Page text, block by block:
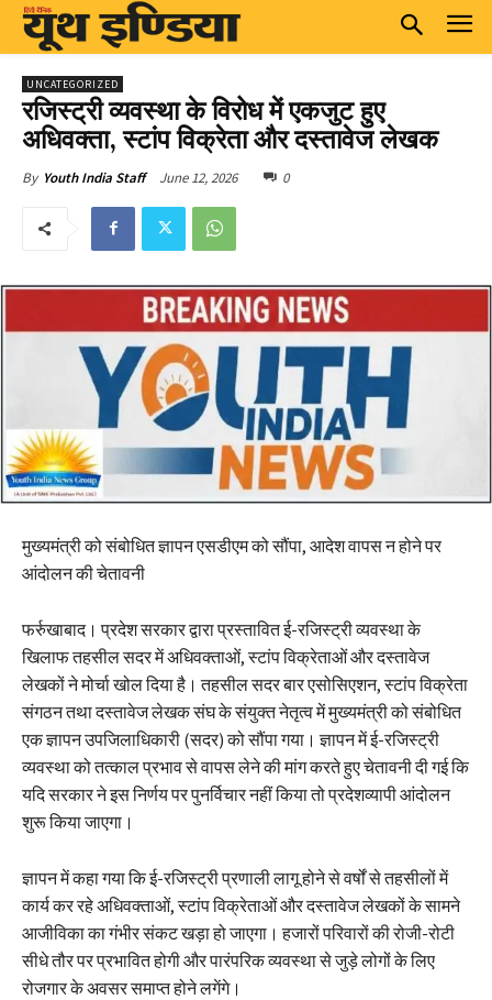
UNCATEGORIZED
रजिस्ट्री व्यवस्था के विरोध में एकजुट हुए
अधिवक्ता, स्टांप विक्रेता और दस्तावेज लेखक
By Youth India Staff June 12, 2026 0
मुख्यमंत्री को संबोधित ज्ञापन एसडीएम को सौंपा, आदेश वापस न होने पर
आंदोलन की चेतावनी
फर्रुखाबाद। प्रदेश सरकार द्वारा प्रस्तावित ई-रजिस्ट्री व्यवस्था के
खिलाफ तहसील सदर में अधिवक्ताओं, स्टांप विक्रेताओं और दस्तावेज
लेखकों ने मोर्चा खोल दिया है। तहसील सदर बार एसोसिएशन, स्टांप विक्रेता
संगठन तथा दस्तावेज लेखक संघ के संयुक्त नेतृत्व में मुख्यमंत्री को संबोधित
एक ज्ञापन उपजिलाधिकारी (सदर) को सौंपा गया। ज्ञापन में ई-रजिस्ट्री
व्यवस्था को तत्काल प्रभाव से वापस लेने की मांग करते हुए चेतावनी दी गई कि
यदि सरकार ने इस निर्णय पर पुनर्विचार नहीं किया तो प्रदेशव्यापी आंदोलन
शुरू किया जाएगा।
ज्ञापन में कहा गया कि ई-रजिस्ट्री प्रणाली लागू होने से वर्षों से तहसीलों में
कार्य कर रहे अधिवक्ताओं, स्टांप विक्रेताओं और दस्तावेज लेखकों के सामने
आजीविका का गंभीर संकट खड़ा हो जाएगा। हजारों परिवारों की रोजी-रोटी
सीधे तौर पर प्रभावित होगी और पारंपरिक व्यवस्था से जुड़े लोगों के लिए
रोजगार के अवसर समाप्त होने लगेंगे।